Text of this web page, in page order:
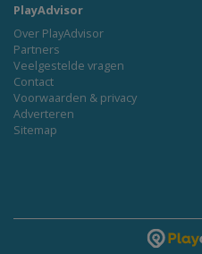
PlayAdvisor
Over PlayAdvisor
Partners
Veelgestelde vragen
Contact
Voorwaarden & privacy
Adverteren
Sitemap